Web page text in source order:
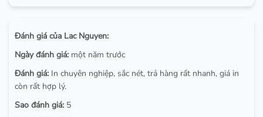
Đánh giá của Lac Nguyen:
Ngày đánh giá: một năm trước
Đánh giá: In chuyên nghiệp, sắc nét, trả hàng rất nhanh, giá in
còn rất hợp lý.
Sao đánh giá: 5